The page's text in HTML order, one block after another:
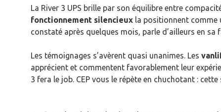
La River 3 UPS brille par son équilibre entre
fonctionnement silencieux la positionnent comme
constaté après quelques mois, parle d’ailleurs en sa
Les témoignages s’avèrent quasi unanimes. Les
apprécient et commentent favorablement leur
3 fera le job. CEP vous le répète en chuchotant :